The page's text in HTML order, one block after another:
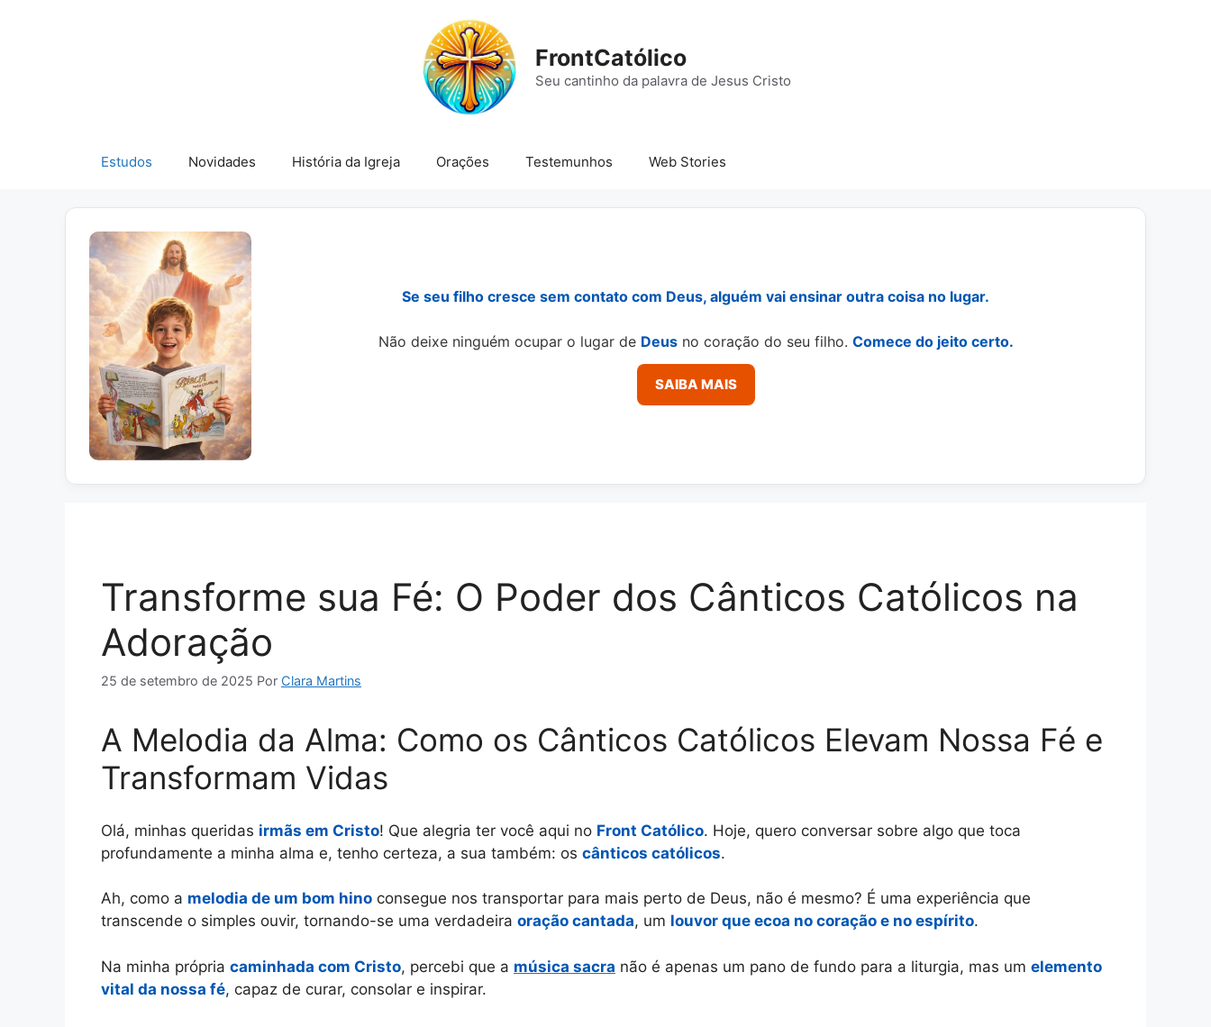
FrontCatólico
Seu cantinho da palavra de Jesus Cristo
Estudos Novidades História da Igreja Orações Testemunhos Web Stories
Se seu filho cresce sem contato com Deus, alguém vai ensinar outra coisa no lugar.
Não deixe ninguém ocupar o lugar de Deusno coração do seu filho. Comece do jeito certo.
SAIBA MAIS
Transforme sua Fé: O Poder dos Cânticos Católicos na
Adoração
25 de setembro de 2025 Por Clara Martins
A Melodia da Alma: Como os Cânticos Católicos Elevam Nossa Fé e
Transformam Vidas
Olá, minhas queridas irmãs em Cristo! Que alegria ter você aqui no Front Católico. Hoje, quero conversar sobre algo que toca
profundamente a minha alma e, tenho certeza, a sua também: os cânticos católicos.
Ah, como a melodia de um bom hino consegue nos transportar para mais perto de Deus, não é mesmo? É uma experiência que
transcende o simples ouvir, tornando-se uma verdadeira oração cantada, um louvor que ecoa no coração e no espírito.
Na minha própria caminhada com Cristo, percebi que a música sacra não é apenas um pano de fundo para a liturgia, mas um elemento
vital da nossa fé, capaz de curar, consolar e inspirar.